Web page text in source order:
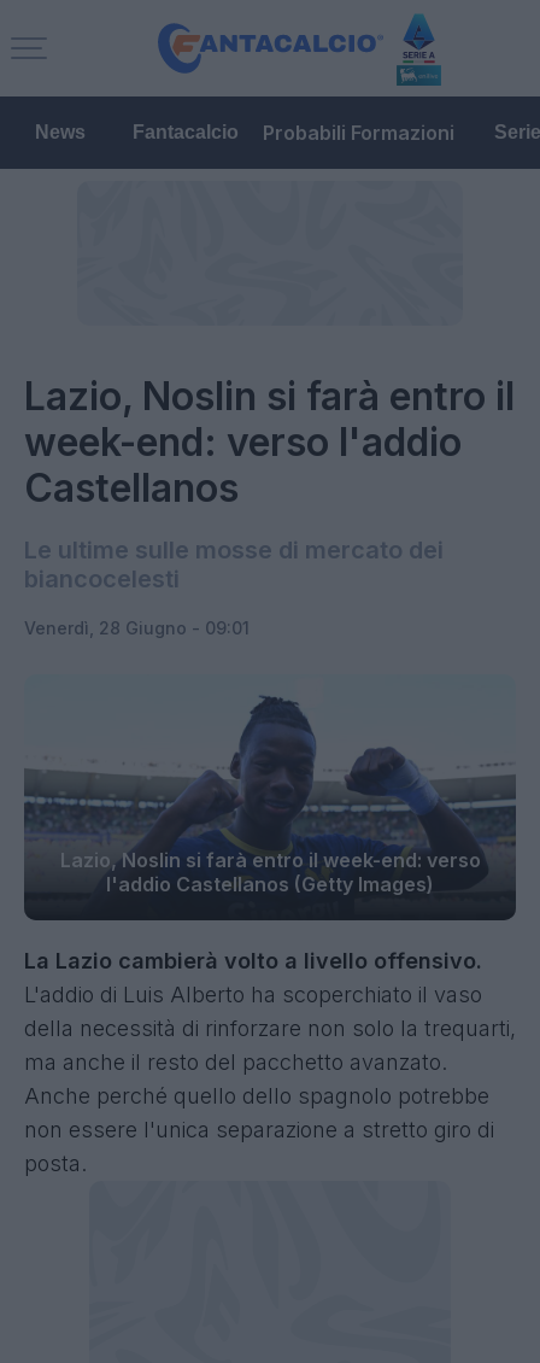
News Fantacalcio Probabili Formazioni
Lazio, Noslin si farà entro il
week-end: verso l'addio
Castellanos
Le ultime sulle mosse di mercato dei
biancocelesti
Venerdì, 28 Giugno - 09:01
Lazio, Noslin si farà entro il week-end: verso
l'addio Castellanos (Getty Images)
La Lazio cambierà volto a livello offensivo.
L'addio di Luis Alberto ha scoperchiato il vaso
della necessità di rinforzare non solo la trequarti,
ma anche il resto del pacchetto avanzato.
Anche perché quello dello spagnolo potrebbe
non essere l'unica separazione a stretto giro di
posta.